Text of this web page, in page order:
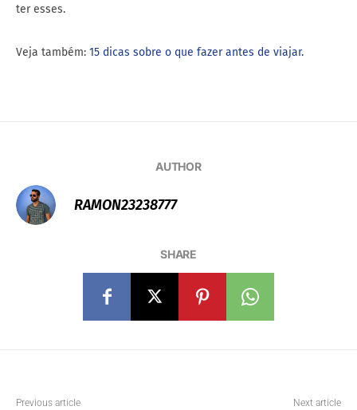
ter esses.
Veja também: 15 dicas sobre o que fazer antes de viajar.
AUTHOR
RAMON23238777
SHARE
Previous article
Next article